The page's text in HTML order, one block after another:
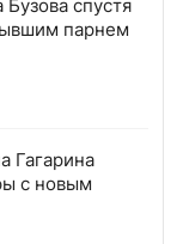
спустя
парнем
Гагарина
с новым